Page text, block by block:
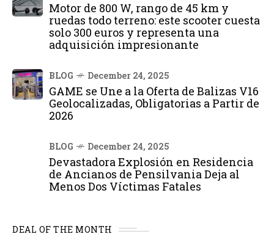
Motor de 800 W, rango de 45 km y
ruedas todo terreno: este scooter cuesta
solo 300 euros y representa una
adquisición impresionante
BLOG December 24, 2025
GAME se Une a la Oferta de Balizas V16
Geolocalizadas, Obligatorias a Partir de
2026
BLOG December 24, 2025
Devastadora Explosión en Residencia
de Ancianos de Pensilvania Deja al
Menos Dos Víctimas Fatales
DEAL OF THE MONTH